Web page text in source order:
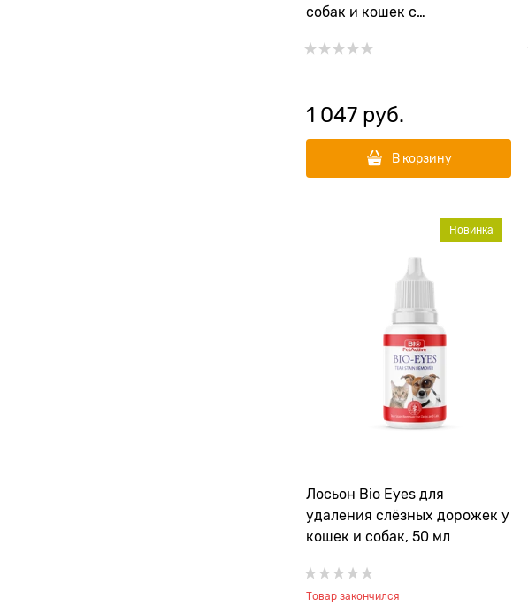
собак и кошек с
свойствами
1 047 руб.
В корзину
Лосьон Bio Eyes для
удаления слёзных дорожек у
кошек и собак, 50 мл
Новинка
Товар закончился